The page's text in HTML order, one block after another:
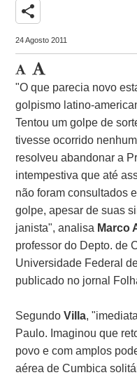
share
24 Agosto 2011
"O que parecia novo
golpismo latino-
Tentou um golpe de
tivesse ocorrido
resolveu abandonar a
intempestiva que até
não foram consultados
golpe, apesar de suas
janista", analisa Marco
professor do Depto. de
Universidade Federal
publicado no jornal
SegundoVilla,
Paulo. Imaginou que
povo e com amplos
aérea de Cumbica